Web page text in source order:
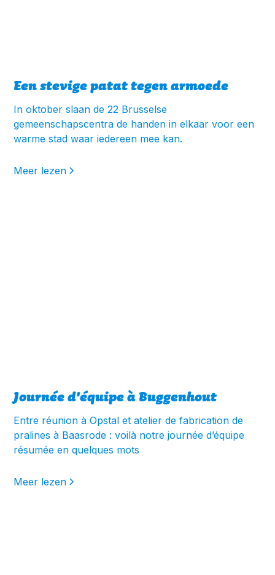
Een stevige patat tegen armoede
In oktober slaan de 22 Brusselse
gemeenschapscentra de handen in elkaar voor een
warme stad waar iedereen mee kan.
Meer lezen
Journée d'équipe à Buggenhout
Entre réunion à Opstal et atelier de fabrication de
pralines à Baasrode : voilà notre journée d’équipe
résumée en quelques mots
Meer lezen